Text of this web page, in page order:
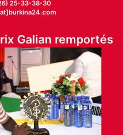
25-33-38-30
Galian remportés